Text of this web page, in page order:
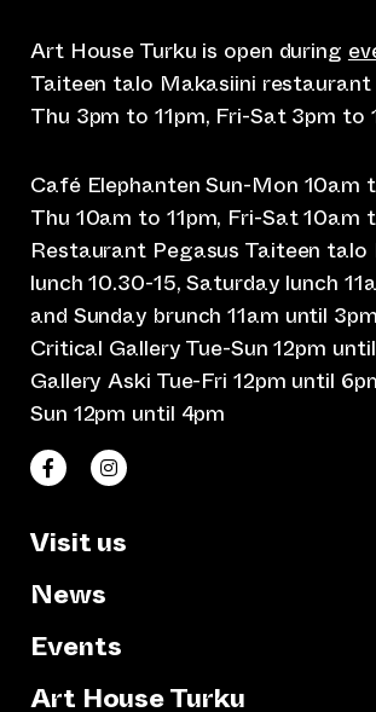
Art House Turku is open during
Taiteen talo Makasiini
Thu 3pm to 11pm, Fri-Sat 3pm to
Café Elephanten Sun-Mon 10am
Thu 10am to 11pm, Fri-Sat 10am
Restaurant Pegasus Taiteen talo
lunch 10.30-15, Saturday lunch
and Sunday brunch 11am until 3pm
Critical Gallery Tue-Sun 12pm
Gallery Aski Tue-Fri 12pm until
Sun 12pm until 4pm
Taiteen talo Facebookissa
(opens an external website)
Taiteen talo Instagramissa
(opens an external website)
Visit us
News
Events
Art House Turku